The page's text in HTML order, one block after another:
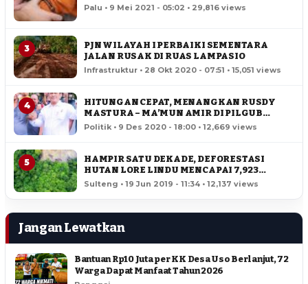
Palu • 9 Mei 2021 - 05:02 • 29,816 views
3
PJN WILAYAH I PERBAIKI SEMENTARA
JALAN RUSAK DI RUAS LAMPASIO
Infrastruktur • 28 Okt 2020 - 07:51 • 15,051 views
4
HITUNGAN CEPAT, MENANGKAN RUSDY
MASTURA – MA’MUN AMIR DI PILGUB
SULTENG
Politik • 9 Des 2020 - 18:00 • 12,669 views
5
HAMPIR SATU DEKADE, DEFORESTASI
HUTAN LORE LINDU MENCAPAI 7,923
HEKTAR
Sulteng • 19 Jun 2019 - 11:34 • 12,137 views
Jangan Lewatkan
Bantuan Rp10 Juta per KK Desa Uso Berlanjut, 72
Warga Dapat Manfaat Tahun 2026